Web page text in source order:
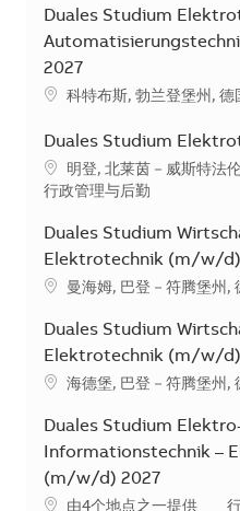
Duales Studium
2027
地点科特布斯, 勃兰登堡州, 德
Duales Studium
地点明登, 北莱茵－威斯特法
类别
行政管理与后勤
Duales Studium
Elektrotechnik (m/w/
地点曼海姆, 巴登－符腾堡州,
Duales Studium
Elektrotechnik (m/w/d)
地点海德堡, 巴登－符腾堡州,
Duales Studium
Informationstechnik –
(m/w/d) 2027
由4个地点之一提供